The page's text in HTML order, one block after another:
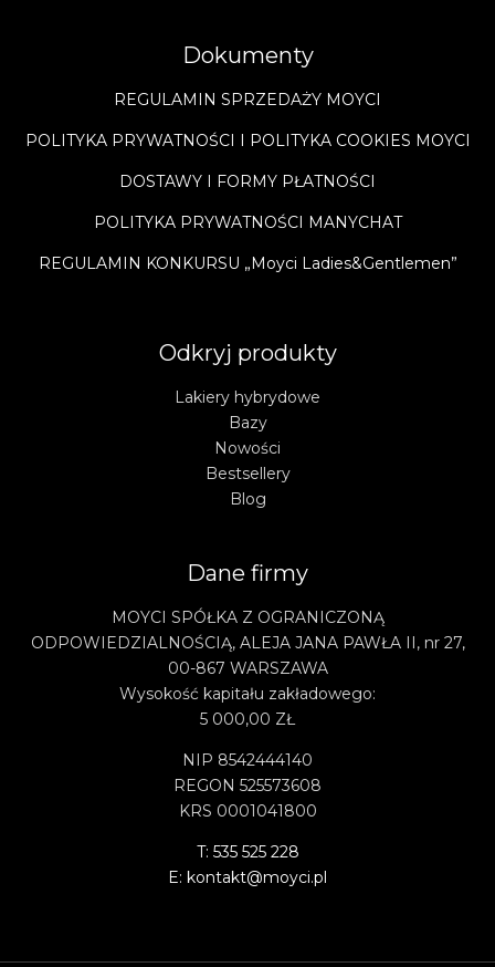
Dokumenty
REGULAMIN SPRZEDAŻY MOYCI
POLITYKA PRYWATNOŚCI I POLITYKA COOKIES MOYCI
DOSTAWY I FORMY PŁATNOŚCI
POLITYKA PRYWATNOŚCI MANYCHAT
REGULAMIN KONKURSU „Moyci Ladies&Gentlemen”
Odkryj produkty
Lakiery hybrydowe
Bazy
Nowości
Bestsellery
Blog
Dane firmy
MOYCI SPÓŁKA Z OGRANICZONĄ
ODPOWIEDZIALNOŚCIĄ, ALEJA JANA PAWŁA II, nr 27,
00-867 WARSZAWA
Wysokość kapitału zakładowego:
5 000,00 ZŁ
NIP 8542444140
REGON 525573608
KRS 0001041800
T: 535 525 228
E: kontakt@moyci.pl